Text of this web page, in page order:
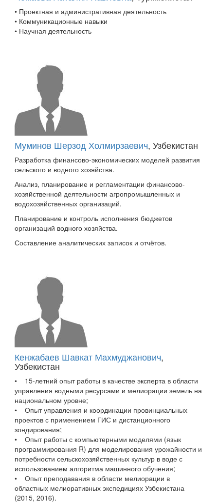
• Проектная и административная деятельность
• Коммуникационные навыки
• Научная деятельность
Муминов Шерзод Холмирзаевич, Узбекистан
Разработка финансово-экономических моделей развития
сельского и водного хозяйства.
Анализ, планирование и регламентации финансово-
хозяйственной деятельности агропромышленных и
водохозяйственных организаций.
Планирование и контроль исполнения бюджетов
организаций водного хозяйства.
Составление аналитических записок и отчётов.
Кенжабаев Шавкат Махмуджанович,
Узбекистан
• 15-летний опыт работы в качестве эксперта в области
управления водными ресурсами и мелиорации земель на
национальном уровне;
• Опыт управления и координации провинциальных
проектов с применением ГИС и дистанционного
зондирования;
• Опыт работы с компьютерными моделями (язык
программирования R) для моделирования урожайности и
потребности сельскохозяйственных культур в воде с
использованием алгоритма машинного обучения;
• Опыт преподавания в области мелиорации в
областных мелиоративных экспедициях Узбекистана
(2015, 2016).